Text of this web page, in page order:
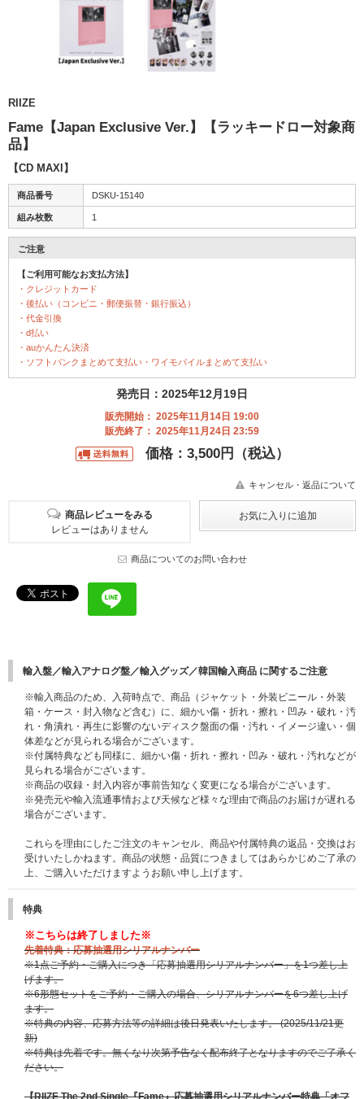
RIIZE
Fame【Japan Exclusive Ver.】【ラッキードロー対象商
品】
【CD MAXI】
商品番号 DSKU-15140
組み枚数 1
ご注意
【ご利用可能なお支払方法】
・クレジットカード
・後払い（コンビニ・郵便振替・銀行振込）
・代金引換
・d払い
・auかんたん決済
・ソフトバンクまとめて支払い・ワイモバイルまとめて支払い
発売日：2025年12月19日
販売開始： 2025年11月14日 19:00
販売終了： 2025年11月24日 23:59
価格：3,500円（税込）
キャンセル・返品について
商品レビューをみる
レビューはありません
商品についてのお問い合わせ
輸入盤／輸入アナログ盤／輸入グッズ／韓国輸入商品 に関するご注意
※輸入商品のため、入荷時点で、商品（ジャケット・外装ビニール・外装
箱・ケース・封入物など含む）に、細かい傷・折れ・擦れ・凹み・破れ・汚
れ・角潰れ・再生に影響のないディスク盤面の傷・汚れ・イメージ違い・個
体差などが見られる場合がございます。
※付属特典なども同様に、細かい傷・折れ・擦れ・凹み・破れ・汚れなどが
見られる場合がございます。
※商品の収録・封入内容が事前告知なく変更になる場合がございます。
※発売元や輸入流通事情および天候など様々な理由で商品のお届けが遅れる
場合がございます。
これらを理由にしたご注文のキャンセル、商品や付属特典の返品・交換はお
受けいたしかねます。商品の状態・品質につきましてはあらかじめご了承の
上、ご購入いただけますようお願い申し上げます。
特典
※こちらは終了しました※
先着特典：応募抽選用シリアルナンバー
※1点ご予約・ご購入につき「応募抽選用シリアルナンバー」を1つ差し上
げます。
※6形態セットをご予約・ご購入の場合、シリアルナンバーを6つ差し上げ
ます。
※特典の内容、応募方法等の詳細は後日発表いたします。(2025/11/21更
新)
※特典は先着です。無くなり次第予告なく配布終了となりますのでご了承く
ださい。